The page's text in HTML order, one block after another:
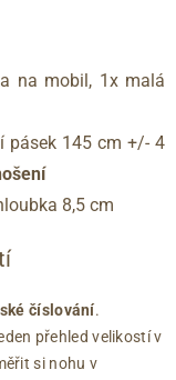
na mobil, 1x malá
pásek 145 cm +/- 4
8,5 cm
číslování.
přehled velikostí v
si nohu v